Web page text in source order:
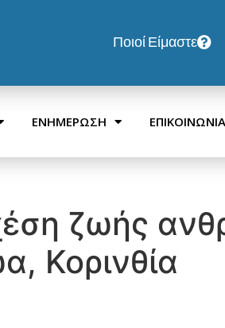
Ποιοί Είμαστε
ΕΝΗΜΕΡΩΣΗ ΕΠΙΚΟΙΝΩΝΙΑ
ζωής
Κορινθία